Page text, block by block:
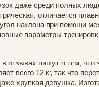
даже среди полных
отличается
угол наклона при помощи
параметры
отзывах пишут о том, что
всего 12 кг, так что
хрупкая девушка.